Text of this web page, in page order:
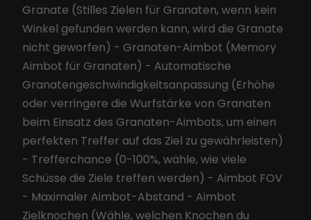
Granate (Stilles Zielen für Granaten, wenn kein
Winkel gefunden werden kann, wird die Granate
nicht geworfen) - Granaten-Aimbot (Memory
Aimbot für Granaten) - Automatische
Granatengeschwindigkeitsanpassung (Erhöhe
oder verringere die Wurfstärke von Granaten
beim Einsatz des Granaten-Aimbots, um einen
perfekten Treffer auf das Ziel zu gewährleisten)
- Trefferchance (0-100%, wähle, wie viele
Schüsse die Ziele treffen werden) - Aimbot FOV
- Maximaler Aimbot-Abstand - Aimbot
Zielknochen (Wähle, welchen Knochen du